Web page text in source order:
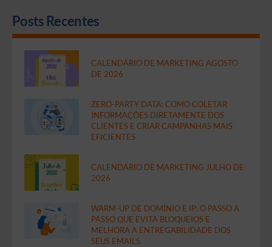
Posts Recentes
CALENDÁRIO DE MARKETING AGOSTO
DE 2026
ZERO-PARTY DATA: COMO COLETAR
INFORMAÇÕES DIRETAMENTE DOS
CLIENTES E CRIAR CAMPANHAS MAIS
EFICIENTES
CALENDÁRIO DE MARKETING JULHO DE
2026
WARM-UP DE DOMÍNIO E IP: O PASSO A
PASSO QUE EVITA BLOQUEIOS E
MELHORA A ENTREGABILIDADE DOS
SEUS EMAILS